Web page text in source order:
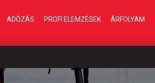
ADÓZÁS PROFI ELEMZÉSEK ÁRFOLYAM